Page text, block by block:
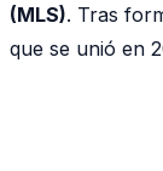
(MLS). Tras
que se unió en